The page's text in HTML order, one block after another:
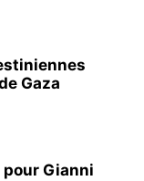
Gaza
pour Gianni